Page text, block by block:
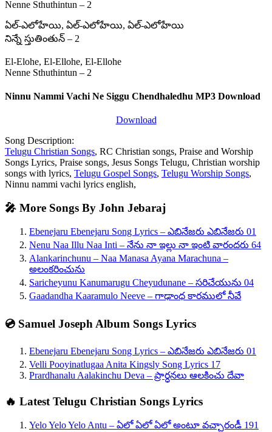
Nenne Sthuthintun – 2
ఏల్‌-ఎలోహేయి, ఏల్‌-ఎలోహేయి, ఏల్‌-ఎలోహేయి
నిన్నే స్తుతింతున్ – 2
El-Elohe, El-Ellohe, El-Ellohe
Nenne Sthuthintun – 2
Ninnu Nammi Vachi Ne Siggu Chendhaledhu MP3 Download
Download
Song Description:
Telugu Christian Songs, RC Christian songs, Praise and Worship
Songs Lyrics, Praise songs, Jesus Songs Telugu, Christian worship
songs with lyrics, Telugu Gospel Songs, Telugu Worship Songs,
Ninnu nammi vachi lyrics english,
🎤 More Songs By John Jebaraj
Ebenejaru Ebenejaru Song Lyrics – ఎబినేజరు ఎబినేజరు 01
Nenu Naa Illu Naa Inti – నేను నా ఇల్లు నా ఇంటి వారందరు 64
Alankarinchunu – Naa Manasa Ayana Marachuna –
అలంకరించును
Saricheyunu Kanumarugu Cheyudunane – సరిచేయును 04
Gaadandha Kaaramulo Neeve – గాఢాంధ కారములో నీవే
💿 Samuel Joseph Album Songs Lyrics
Ebenejaru Ebenejaru Song Lyrics – ఎబినేజరు ఎబినేజరు 01
Velli Pooyinatlugaa Anita Kingsly Song Lyrics 17
Prardhanalu Aalakinchu Deva – ప్రార్ధనలు ఆలకించు దేవా
🔥 Latest Telugu Christian Songs Lyrics
Yelo Yelo Yelo Antu – ఏలో ఏలో ఏలో అంటూ వచ్చారండీ 191